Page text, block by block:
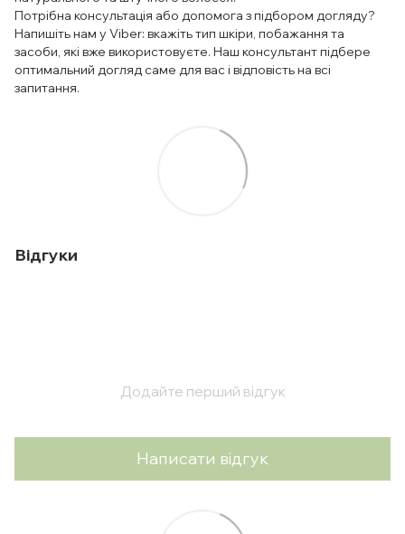
Потрібна консультація або допомога з підбором догляду?
Напишіть нам у Viber: вкажіть тип шкіри, побажання та
засоби, які вже використовуєте. Наш консультант підбере
оптимальний догляд саме для вас і відповість на всі
запитання.
Відгуки
Додайте перший відгук
Написати відгук